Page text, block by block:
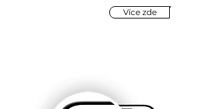
Více zde